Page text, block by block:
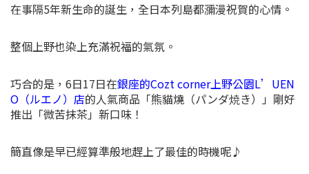
在事隔5年新生命的誕生，全日本列島都瀰漫祝賀的心情。
整個上野也染上充滿祝福的氣氛。
巧合的是，6日17日在銀座的Cozt corner上野公園L’UEN
O（ルエノ）店的人氣商品「熊貓燒（パンダ焼き）」剛好
推出「微苦抹茶」新口味！
簡直像是早已經算準般地趕上了最佳的時機呢♪